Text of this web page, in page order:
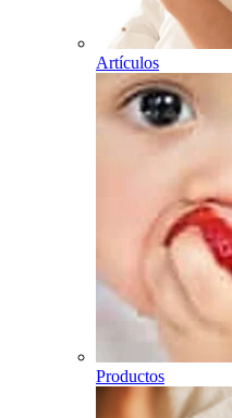
Artículos
Productos